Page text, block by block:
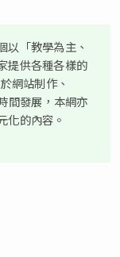
以「教學為主、
提供各種各樣的
網站制作、
間發展，本網亦
化的內容。